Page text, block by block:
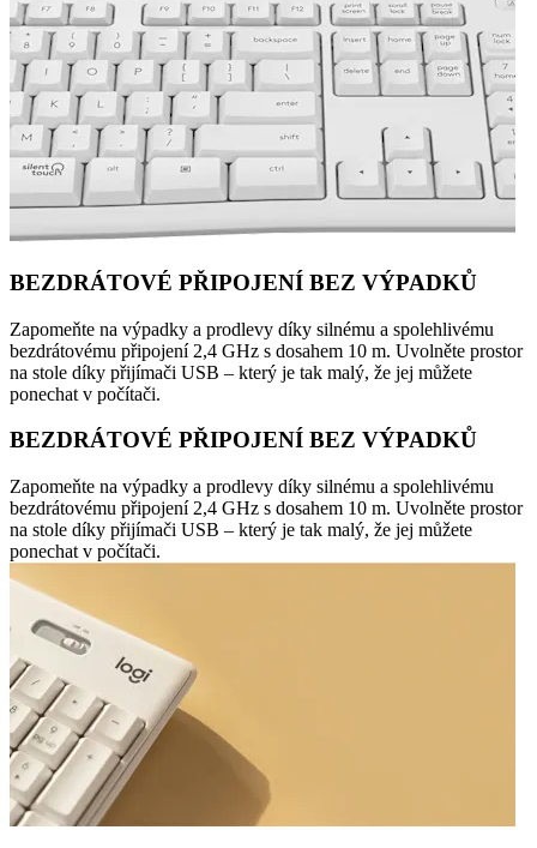
BEZDRÁTOVÉ PŘIPOJENÍ BEZ VÝPADKŮ
Zapomeňte na výpadky a prodlevy díky silnému a spolehlivému
bezdrátovému připojení 2,4 GHz s dosahem 10 m. Uvolněte prostor
na stole díky přijímači USB – který je tak malý, že jej můžete
ponechat v počítači.
BEZDRÁTOVÉ PŘIPOJENÍ BEZ VÝPADKŮ
Zapomeňte na výpadky a prodlevy díky silnému a spolehlivému
bezdrátovému připojení 2,4 GHz s dosahem 10 m. Uvolněte prostor
na stole díky přijímači USB – který je tak malý, že jej můžete
ponechat v počítači.